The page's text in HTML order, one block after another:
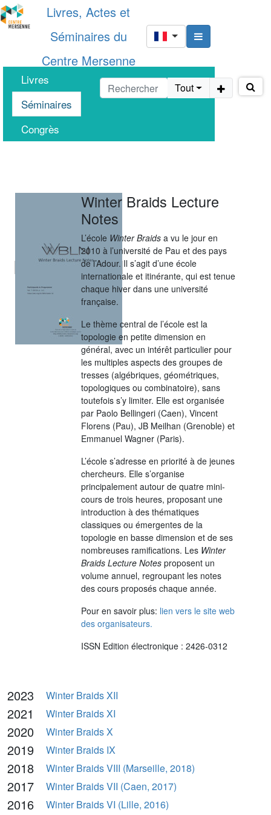
Livres, Actes et
Séminaires du
Centre Mersenne
Livres
Séminaires
Congrès
Tout
Winter Braids Lecture
Notes
L’école Winter Braids a vu le jour en
2010 à l’université de Pau et des pays
de l’Adour. Il s’agit d’une école
internationale et itinérante, qui est tenue
chaque hiver dans une université
française.
Le thème central de l’école est la
topologie en petite dimension en
général, avec un intérêt particulier pour
les multiples aspects des groupes de
tresses (algébriques, géométriques,
topologiques ou combinatoire), sans
toutefois s’y limiter. Elle est organisée
par Paolo Bellingeri (Caen), Vincent
Florens (Pau), JB Meilhan (Grenoble) et
Emmanuel Wagner (Paris).
L’école s’adresse en priorité à de jeunes
chercheurs. Elle s’organise
principalement autour de quatre mini-
cours de trois heures, proposant une
introduction à des thématiques
classiques ou émergentes de la
topologie en basse dimension et de ses
nombreuses ramifications. Les Winter
Braids Lecture Notes proposent un
volume annuel, regroupant les notes
des cours proposés chaque année.
Pour en savoir plus: lien vers le site web
des organisateurs.
ISSN Edition électronique : 2426-0312
2023 Winter Braids XII
2021 Winter Braids XI
2020 Winter Braids X
2019 Winter Braids IX
2018 Winter Braids VIII (Marseille, 2018)
2017 Winter Braids VII (Caen, 2017)
2016 Winter Braids VI (Lille, 2016)